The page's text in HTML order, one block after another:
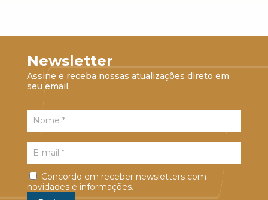
Newsletter
Assine e receba nossas atualizações direto em
seu email.
Concordo em receber newsletters com
novidades e informações.